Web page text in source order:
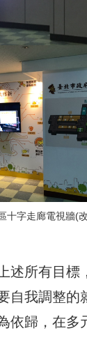
十字走廊電視牆(
所有目標
自我調整的
依歸，在多